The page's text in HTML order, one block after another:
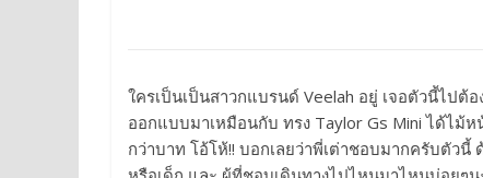
ใครเป็นเป็นสาวกแบรนด์ Veelah อยู่ เจอตัวนี้ไปต้
ออกแบบมาเหมือนกับ ทรง Taylor Gs Mini ได้ไม้
กว่าบาท โอ้โห้!! บอกเลยว่าพี่เต่าชอบมากครับตัว